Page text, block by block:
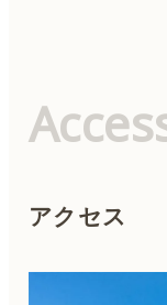
アクセス